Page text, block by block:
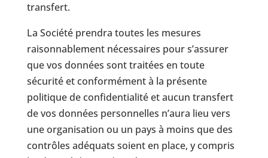
transfert.
La Société prendra toutes les mesures
raisonnablement nécessaires pour s’assurer
que vos données sont traitées en toute
sécurité et conformément à la présente
politique de confidentialité et aucun transfert
de vos données personnelles n’aura lieu vers
une organisation ou un pays à moins que des
contrôles adéquats soient en place, y compris